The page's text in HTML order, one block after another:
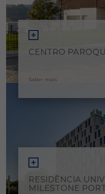
CENTRO
Saber mais
RESIDÊNCIA
MILESTONE